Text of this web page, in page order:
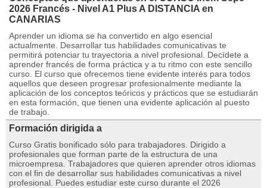
2026 Francés - Nivel A1 Plus A DISTANCIA en
CANARIAS
Aprender un idioma se ha convertido en algo esencial
actualmente. Desarrollar tus habilidades comunicativas te
permitirá potenciar tu trayectoria a nivel profesional. Decídete a
aprender francés de forma práctica y a tu ritmo con este sencillo
curso. El curso que ofrecemos tiene evidente interés para todos
aquellos que deseen progresar profesionalmente mediante la
aplicación de los conceptos teóricos y prácticos que se estudiarán
en esta formación, que tienen una evidente aplicación al puesto
de trabajo.
Formación dirigida a
Curso Gratis bonificado sólo para trabajadores. Dirigido a
profesionales que forman parte de la estructura de una
microempresa. Trabajadores que quieren aprender otros idiomas
con el fin de desarrollar sus habilidades comunicativas a nivel
profesional. Puedes estudiar este curso durante el 2026